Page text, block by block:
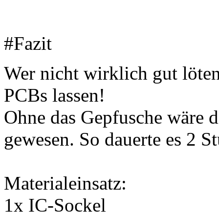
#Fazit
Wer nicht wirklich gut
PCBs lassen!
Ohne das Gepfusche
gewesen. So dauerte es 2
Materialeinsatz:
1x IC-Sockel